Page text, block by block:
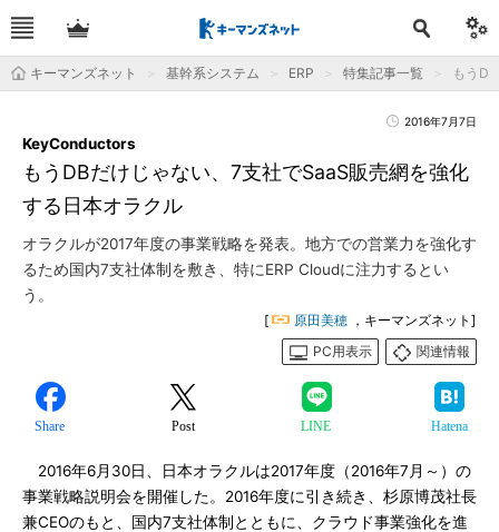
キーマンズネット 基幹系システム ERP 特集記事一覧 もう
2016年7月7日
もうDBだけじゃない、7支社でSaaS販売網を強化
する日本オラクル
KeyConductors
オラクルが2017年度の事業戦略を発表。地方での営業力を強化す
るため国内7支社体制を敷き、特にERP Cloudに注力するとい
う。
[ 原田美穂 ，キーマンズネット]
PC用表示
関連情報
Share Post LINE Hatena
2016年6月30日、日本オラクルは2017年度（2016年7月～）の
事業戦略説明会を開催した。2016年度に引き続き、杉原博茂社長
兼CEOのもと、国内7支社体制とともに、クラウド事業強化を進